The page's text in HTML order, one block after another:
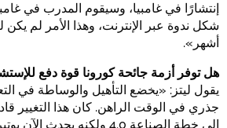
إنتشارًا في غامبيا، وسيقوم المدرب في
شكل ندوة عبر الإنترنت، وهذا الأمر لم يكن
أشهر».
هل توفر أزمة جائحة كورونا قوة دفع
يقول ليتز: «يخضع التأهيل والوساطة في
جذري في الوقت الراهن. كان هذا التغيير
إلى خطة الصناعة 4.0 ولكنه